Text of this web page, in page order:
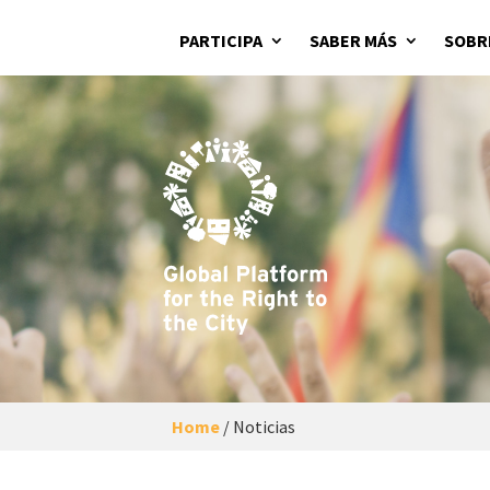
PARTICIPA SABER MÁS
Home / Noticias